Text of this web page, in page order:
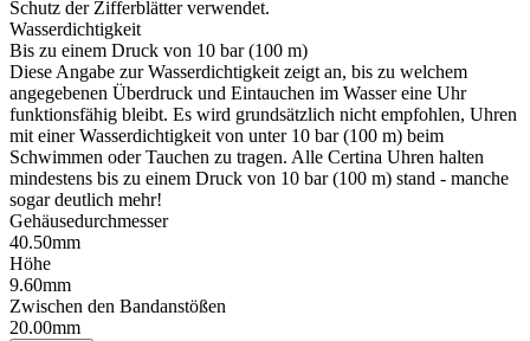
Schutz der Zifferblätter verwendet.
Wasserdichtigkeit
Bis zu einem Druck von 10 bar (100 m)
Diese Angabe zur Wasserdichtigkeit zeigt an, bis zu welchem
angegebenen Überdruck und Eintauchen im Wasser eine Uhr
funktionsfähig bleibt. Es wird grundsätzlich nicht empfohlen, Uhren
mit einer Wasserdichtigkeit von unter 10 bar (100 m) beim
Schwimmen oder Tauchen zu tragen. Alle Certina Uhren halten
mindestens bis zu einem Druck von 10 bar (100 m) stand - manche
sogar deutlich mehr!
Gehäusedurchmesser
40.50mm
Höhe
9.60mm
Zwischen den Bandanstößen
20.00mm